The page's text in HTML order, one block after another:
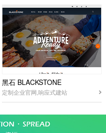
黑石 BLACKSTONE
定制企业官网,响应式建站